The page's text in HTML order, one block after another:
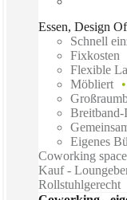
Essen, Design
Schnell
Fixkosten
Flexible
Möbliert
Breitband-
Eigenes
Coworking
Kauf -
Rollstuhlgerecht